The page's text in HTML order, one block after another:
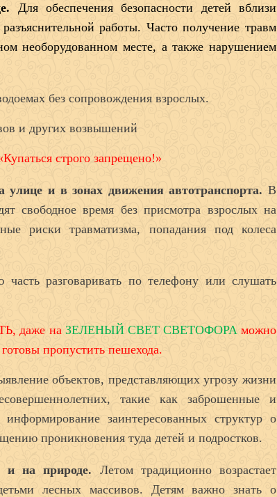
Для обеспечения безопасности детей вблизи
работы. Часто получение травм
необорудованном месте, а также нарушением
без сопровождения взрослых.
и других возвышений
строго запрещено!»
улице и в зонах движения автотранспорта. В
свободное время без присмотра взрослых на
риски травматизма, попадания под колеса
часть разговаривать по телефону или слушать
даже на ЗЕЛЕНЫЙ СВЕТ СВЕТОФОРАможно
пропустить пешехода.
объектов, представляющих угрозу жизни
такие как заброшенные и
заинтересованных структур о
проникновения туда детей и подростков.
и на природе. Летом традиционно возрастает
лесных массивов. Детям важно знать о